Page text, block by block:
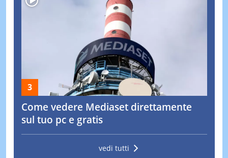
Come vedere Mediaset direttamente
sul tuo pc e gratis
vedi tutti